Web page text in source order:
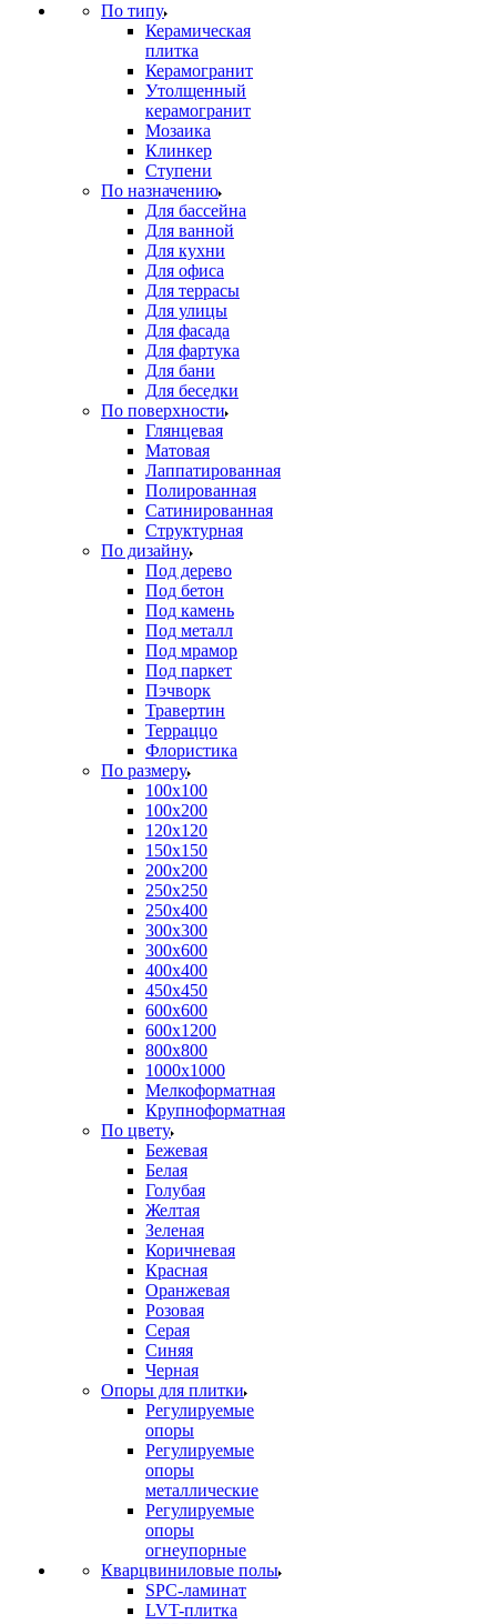
По типу
Керамическая
плитка
Керамогранит
Утолщенный
керамогранит
Мозаика
Клинкер
Ступени
По назначению
Для бассейна
Для ванной
Для кухни
Для офиса
Для террасы
Для улицы
Для фасада
Для фартука
Для бани
Для беседки
По поверхности
Глянцевая
Матовая
Лаппатированная
Полированная
Сатинированная
Структурная
По дизайну
Под дерево
Под бетон
Под камень
Под металл
Под мрамор
Под паркет
Пэчворк
Травертин
Терраццо
Флористика
По размеру
100х100
100х200
120х120
150х150
200х200
250х250
250х400
300х300
300х600
400х400
450х450
600х600
600х1200
800х800
1000х1000
Мелкоформатная
Крупноформатная
По цвету
Бежевая
Белая
Голубая
Желтая
Зеленая
Коричневая
Красная
Оранжевая
Розовая
Серая
Синяя
Черная
Опоры для плитки
Регулируемые
опоры
Регулируемые
опоры
металлические
Регулируемые
опоры
огнеупорные
Кварцвиниловые полы
SPC-ламинат
LVT-плитка